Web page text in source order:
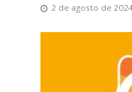
2 de agosto de